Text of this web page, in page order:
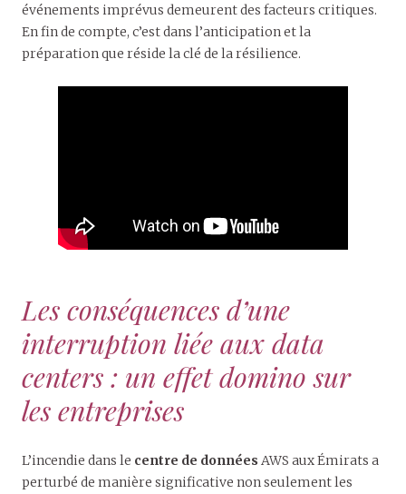
événements imprévus demeurent des facteurs critiques.
En fin de compte, c’est dans l’anticipation et la
préparation que réside la clé de la résilience.
Les conséquences d’une
interruption liée aux data
centers : un effet domino sur
les entreprises
L’incendie dans le centre de données AWS aux Émirats a
perturbé de manière significative non seulement les